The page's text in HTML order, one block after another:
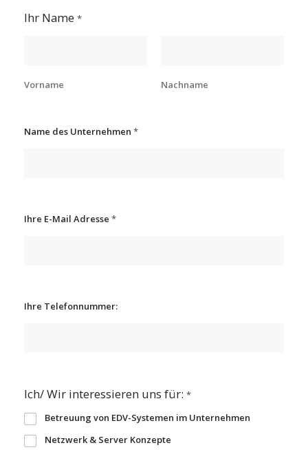
Ihr Name *
Vorname Nachname
Name des Unternehmen *
Ihre E-Mail Adresse *
Ihre Telefonnummer:
Ich/ Wir interessieren uns für: *
Betreuung von EDV-Systemen im Unternehmen
Netzwerk & Server Konzepte